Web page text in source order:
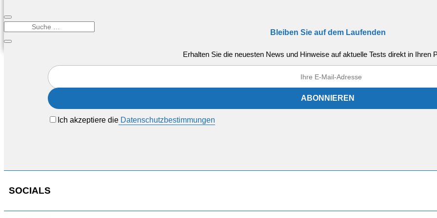
Bleiben Sie auf dem Laufenden
Erhalten Sie die neuesten News und Hinweise auf aktuelle Tests direkt in Ihren
Ich akzeptiere die Datenschutzbestimmungen
SOCIALS